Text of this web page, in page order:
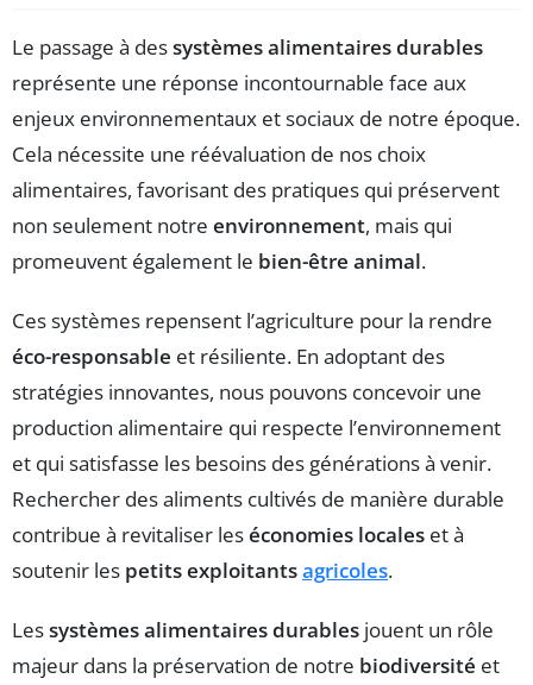
Le passage à dessystèmes alimentaires durables
représente une réponse incontournable face aux
enjeux environnementaux et sociaux de notre époque.
Cela nécessite une réévaluation de nos choix
alimentaires, favorisant des pratiques qui préservent
non seulement notre environnement, mais qui
promeuvent également le bien-être animal.
Ces systèmes repensent l’agriculture pour la rendre
éco-responsable et résiliente. En adoptant des
stratégies innovantes, nous pouvons concevoir une
production alimentaire qui respecte l’environnement
et qui satisfasse les besoins des générations à venir.
Rechercher des aliments cultivés de manière durable
contribue à revitaliser leséconomies locales et à
soutenir les petits exploitantsagricoles.
Lessystèmes alimentaires durables jouent un rôle
majeur dans la préservation de notre biodiversité et